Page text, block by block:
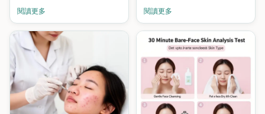
職・全職・工作室老闆）合理收
入、客單價、回頭率對比，加埋
即時收入試算機，拖滑桿即知你
嘅情境月入幾多。
閱讀更多
Broadcast 模板、3 週回頭率機
制、Beauty Stars 被動曝光、
口碑轉介設計、平台抽成避坑。
新手 3 個月內穩定 1 日 2 客嘅實
際路徑。
閱讀更多